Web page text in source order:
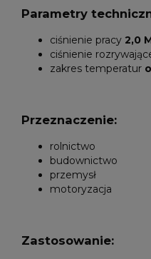
Parametry
ciśnienie pracy 2,0
ciśnienie
zakres temperatur
Przeznaczenie:
rolnictwo
budownictwo
przemysł
motoryzacja
Zastosowanie: